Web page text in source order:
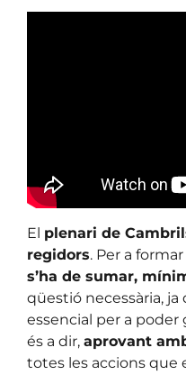
El plenari de
regidors. Per a
s’ha de sumar,
qüestió necessària,
essencial per a poder
és a dir, aprovant
totes les accions que